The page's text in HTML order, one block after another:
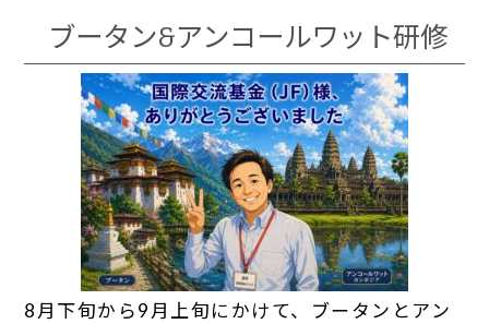
ブータン&アンコールワット研修
8月下旬から9月上旬にかけて、ブータンとアン